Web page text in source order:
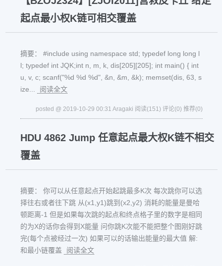
起点最小权K链可相交覆盖
摘要： #include using namespace std; typedef long long l
l; typedef int JQK;int n, m, k, dis[205][205]; int main() { int
u, v, c; scanf("%d %d %d", &n, &m, &k); memset(dis, 63, s
ize...
阅读全文
posted @ 2019-10-29 00:31 Aragaki 阅读(151) 评论(0) 推荐(0)
HDU 4862 Jump 任意起点最大权K链不相交
覆盖
摘要： 你可以从任意起点开始起跳最多K次 每次跳你可以选
择往右或者往下跳 从(x1,y1)跳到(x2,y2) 消耗的能量是曼哈
顿距离-1 但是如果每次跳的起点和终点格子里的数字是相同
的为X的话你会得到X能量 问你跳K次能不能把整个图刚好跳
完(每个点被经过一次) 如果可以的话输出能量的最大值 解:
和最小链覆盖
阅读全文